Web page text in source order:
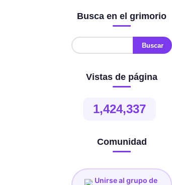
Busca en el grimorio
Vistas de página
1,424,337
Comunidad
Unirse al grupo de